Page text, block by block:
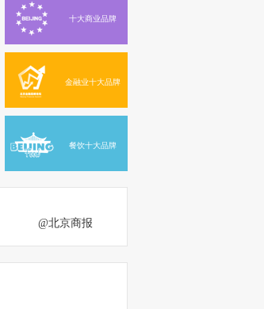
十大商业品牌
金融业十大品牌
餐饮十大品牌
@北京商报